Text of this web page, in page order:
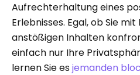
Aufrechterhaltung eines
Erlebnisses. Egal, ob Sie
anstößigen Inhalten
einfach nur Ihre
lernen Sie esjemanden